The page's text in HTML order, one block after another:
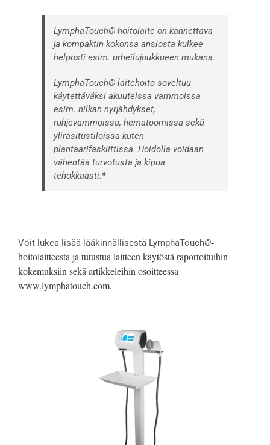
LymphaTouch®-hoitolaite on kannettava
ja kompaktin kokonsa ansiosta kulkee
helposti esim. urheilujoukkueen mukana.
LymphaTouch®-laitehoito soveltuu
käytettäväksi akuuteissa vammoissa
esim. nilkan nyrjähdykset,
ruhjevammoissa, hematoomissa sekä
ylirasitustiloissa kuten
plantaarifaskiittissa. Hoidolla voidaan
vähentää turvotusta ja kipua
tehokkaasti.*
Voit lukea lisää lääkinnällisestä LymphaTouch®-
hoitolaitteesta ja tutustua laitteen käytöstä raportoituihin
kokemuksiin sekä artikkeleihin osoitteessa
www.lymphatouch.com.